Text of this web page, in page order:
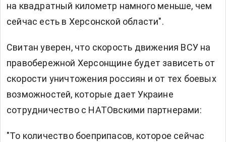
на квадратный километр намного меньше, чем
сейчас есть в Херсонской области".
Свитан уверен, что скорость движения ВСУ на
правобережной Херсонщине будет зависеть от
скорости уничтожения россиян и от тех боевых
возможностей, которые дает Украине
сотрудничество с НАТОвскими партнерами:
"То количество боеприпасов, которое сейчас